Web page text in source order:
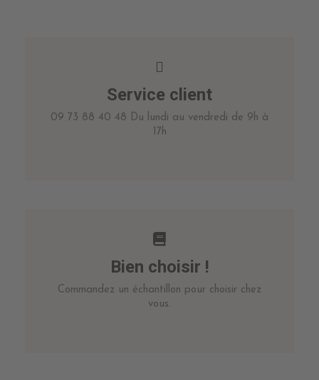
Service client
09 73 88 40 48 Du lundi au vendredi de 9h à
17h
Bien choisir !
Commandez un échantillon pour choisir chez
vous.